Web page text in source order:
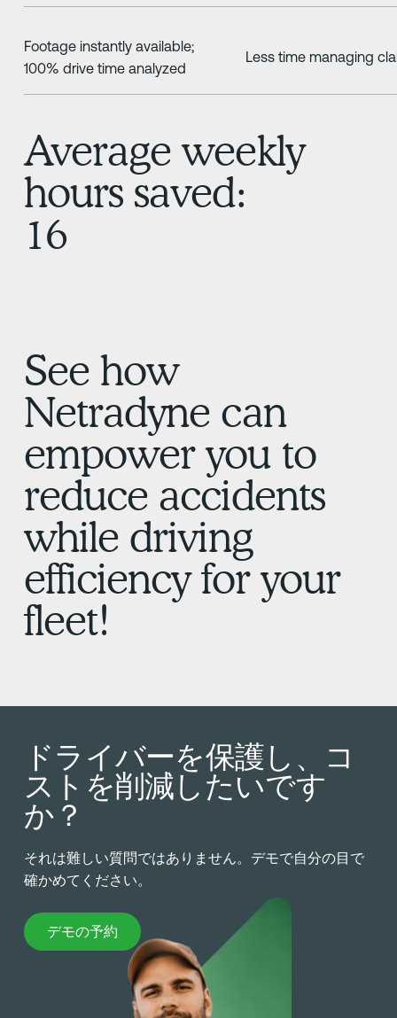
Footage instantly available;
100% drive time analyzed
Less time managing
Average weekly
hours saved:
16
See how
Netradyne can
empower you to
reduce accidents
while driving
efficiency for your
fleet!
ドライバーを保護し、コ
ストを削減したいです
か？
それは難しい質問ではありません。デモで自分の目で
確かめてください。
デモの予約
デモの予約